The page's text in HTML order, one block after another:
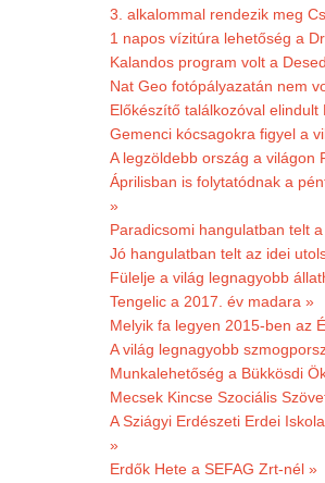
3. alkalommal rendezik meg
1 napos vízitúra lehetőség a
Kalandos program volt a
Nat Geo fotópályazatán nem
Előkészítő találkozóval
Gemenci kócsagokra figyel a
A legzöldebb ország a világon
Áprilisban is folytatódnak a
»
Paradicsomi hangulatban telt
Jó hangulatban telt az idei
Fülelje a világ legnagyobb
Tengelic a 2017. év madara »
Melyik fa legyen 2015-ben az
A világ legnagyobb
Munkalehetőség a Bükkösdi
Mecsek Kincse Szociális
A Sziágyi Erdészeti Erdei
»
Erdők Hete a SEFAG Zrt-nél »